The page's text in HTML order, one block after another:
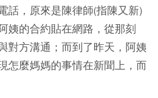
話，原來是陳律師(指陳又新)
姨的合約貼在網路，從那刻
對方溝通；而到了昨天，阿姨
怎麼媽媽的事情在新聞上，而